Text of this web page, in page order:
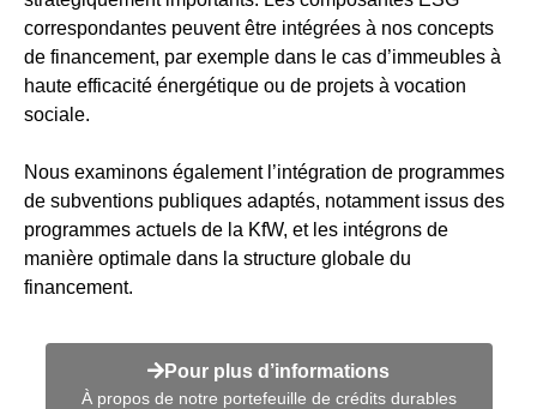
correspondantes peuvent être intégrées à nos concepts
de financement, par exemple dans le cas d’immeubles à
haute efficacité énergétique ou de projets à vocation
sociale.
Nous examinons également l’intégration de programmes
de subventions publiques adaptés, notamment issus des
programmes actuels de la KfW, et les intégrons de
manière optimale dans la structure globale du
financement.
Pour plus d’informations
À propos de notre portefeuille de crédits durables